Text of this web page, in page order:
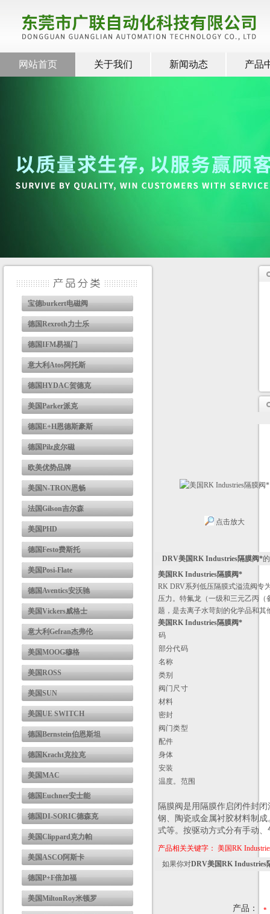
网站首页 关于我们 新闻动态 产品
宝德burkert电磁阀
德国Rexroth力士乐
德国IFM易福门
意大利Atos阿托斯
德国HYDAC贺德克
美国Parker派克
德国E+H恩德斯豪斯
德国Pilz皮尔磁
欧美优势品牌
美国N-TRON恩畅
法国Gilson吉尔森
美国PHD
德国Festo费斯托
美国Posi-Flate
德国Aventics安沃驰
美国Vickers威格士
意大利Gefran杰弗伦
美国MOOG穆格
美国ROSS
美国SUN
美国UE SWITCH
德国Bernstein伯恩斯坦
德国Kracht克拉克
美国MAC
德国Euchner安士能
德国DI-SORIC德森克
美国Clippard克力帕
美国ASCO阿斯卡
德国P+F倍加福
美国MiltonRoy米顿罗
点击放大
DRV美国RK Industries隔膜阀*
美国RK Industries隔膜阀*
RK DRV系列低压隔膜式溢流阀专
压力。特氟龙（一级和三元乙丙
题，是去离子水苛刻的化学品和其
美国RK Industries隔膜阀*
码
部分代码
名称
类别
阀门尺寸
材料
密封
阀门类型
配件
身体
安装
温度。范围
隔膜阀是用隔膜作启闭件封
钢、陶瓷或金属衬胶材料制
式等。按驱动方式分有手动
产品相关关键字： 美国RK
如果你对DRV美国RK Industries
产品：